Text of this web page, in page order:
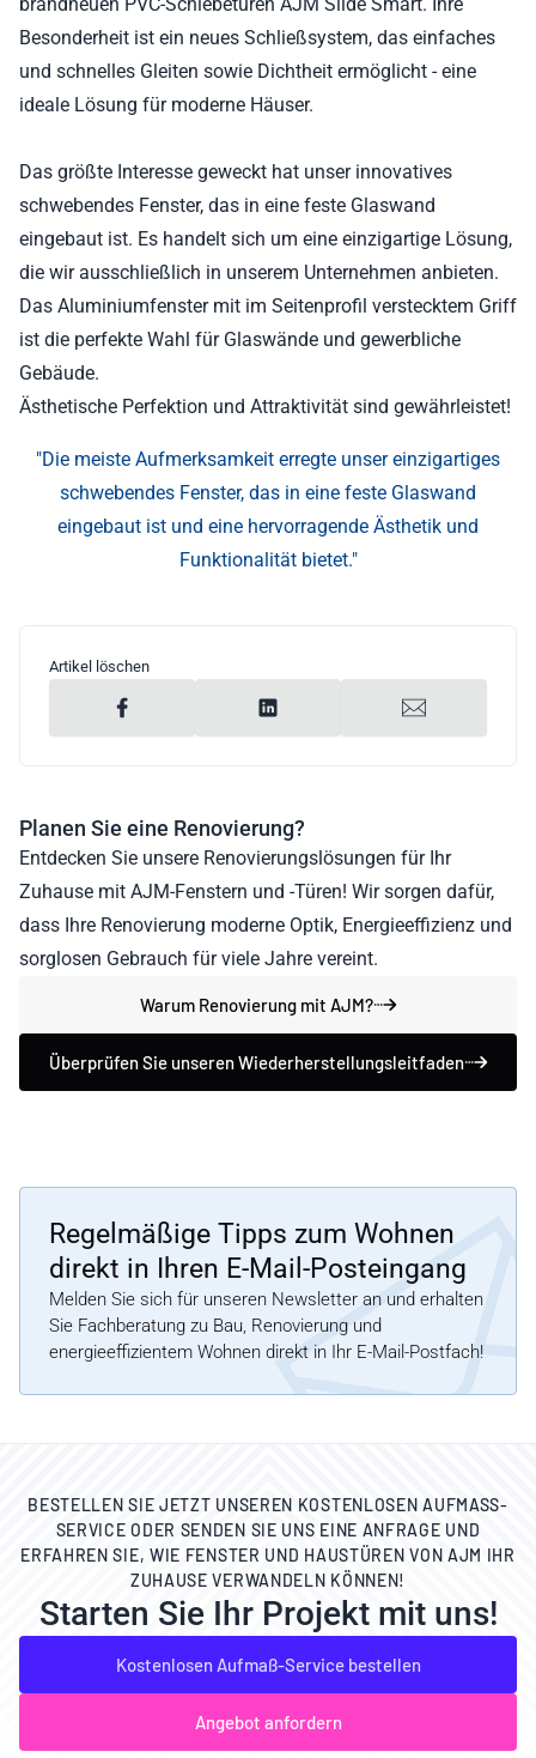
Besonderheit ist ein neues Schließsystem, das einfaches
und schnelles Gleiten sowie Dichtheit ermöglicht - eine
ideale Lösung für moderne Häuser.
Das größte Interesse geweckt hat unser innovatives
schwebendes Fenster, das in eine feste Glaswand
eingebaut ist. Es handelt sich um eine einzigartige Lösung,
die wir ausschließlich in unserem Unternehmen anbieten.
Das Aluminiumfenster mit im Seitenprofil verstecktem Griff
ist die perfekte Wahl für Glaswände und gewerbliche
Gebäude.
Ästhetische Perfektion und Attraktivität sind gewährleistet!
"Die meiste Aufmerksamkeit erregte unser einzigartiges
schwebendes Fenster, das in eine feste Glaswand
eingebaut ist und eine hervorragende Ästhetik und
Funktionalität bietet."
Artikel löschen
Planen Sie eine Renovierung?
Entdecken Sie unsere Renovierungslösungen für Ihr
Zuhause mit AJM-Fenstern und -Türen! Wir sorgen dafür,
dass Ihre Renovierung moderne Optik, Energieeffizienz und
sorglosen Gebrauch für viele Jahre vereint.
Warum Renovierung mit AJM?
Überprüfen Sie unseren Wiederherstellungsleitfaden
Regelmäßige Tipps zum Wohnen
direkt in Ihren E-Mail-Posteingang
Melden Sie sich für unseren Newsletter an und erhalten
Sie Fachberatung zu Bau, Renovierung und
energieeffizientem Wohnen direkt in Ihr E-Mail-Postfach!
BESTELLEN SIE JETZT UNSEREN KOSTENLOSEN AUFMASS-S
ERVICE ODER SENDEN SIE UNS EINE ANFRAGE UND E
RFAHREN SIE, WIE FENSTER UND HAUSTÜREN VON AJM IHR Z
UHAUSE VERWANDELN KÖNNEN!
Starten Sie Ihr Projekt mit uns!
Kostenlosen Aufmaß-Service bestellen
Angebot anfordern